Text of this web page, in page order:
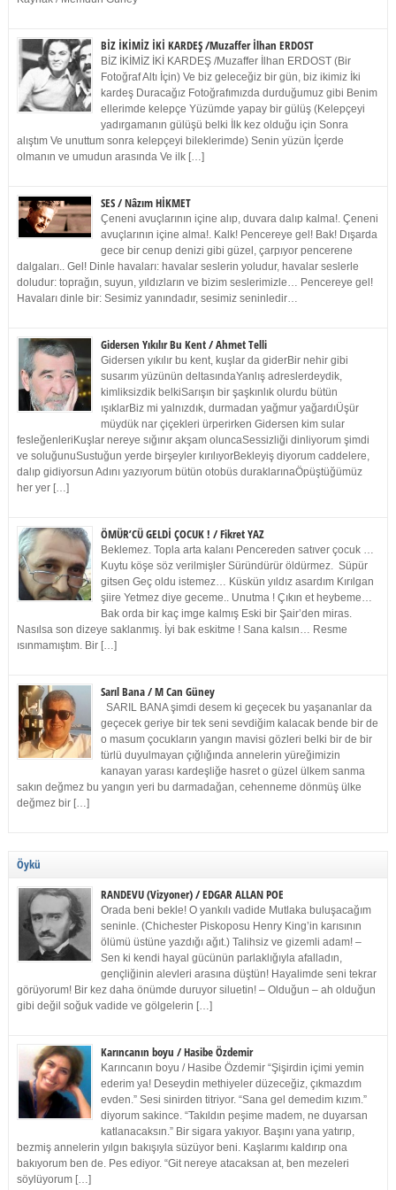
BİZ İKİMİZ İKİ KARDEŞ /Muzaffer İlhan ERDOST
BİZ İKİMİZ İKİ KARDEŞ /Muzaffer İlhan ERDOST (Bir
Fotoğraf Altı İçin) Ve biz geleceğiz bir gün, biz ikimiz İki
kardeş Duracağız Fotoğrafımızda durduğumuz gibi Benim
ellerimde kelepçe Yüzümde yapay bir gülüş (Kelepçeyi
yadırgamanın gülüşü belki İlk kez olduğu için Sonra
alıştım Ve unuttum sonra kelepçeyi bileklerimde) Senin yüzün İçerde
olmanın ve umudun arasında Ve ilk […]
SES / Nâzım HİKMET
Çeneni avuçlarının içine alıp, duvara dalıp kalma!. Çeneni
avuçlarının içine alma!. Kalk! Pencereye gel! Bak! Dışarda
gece bir cenup denizi gibi güzel, çarpıyor pencerene
dalgaları.. Gel! Dinle havaları: havalar seslerin yoludur, havalar seslerle
doludur: toprağın, suyun, yıldızların ve bizim seslerimizle… Pencereye gel!
Havaları dinle bir: Sesimiz yanındadır, sesimiz seninledir…
Gidersen Yıkılır Bu Kent / Ahmet Telli
Gidersen yıkılır bu kent, kuşlar da giderBir nehir gibi
susarım yüzünün deltasındaYanlış adreslerdeydik,
kimliksizdik belkiSarışın bir şaşkınlık olurdu bütün
ışıklarBiz mi yalnızdık, durmadan yağmur yağardıÜşür
müydük nar çiçekleri ürperirken Gidersen kim sular
fesleğenleriKuşlar nereye sığınır akşam oluncaSessizliği dinliyorum şimdi
ve soluğunuSustuğun yerde birşeyler kırılıyorBekleyiş diyorum caddelere,
dalıp gidiyorsun Adını yazıyorum bütün otobüs duraklarınaÖpüştüğümüz
her yer […]
ÖMÜR’CÜ GELDİ ÇOCUK ! / Fikret YAZ
Beklemez. Topla arta kalanı Pencereden satıver çocuk …
Kuytu köşe söz verilmişler Süründürür öldürmez. Süpür
gitsen Geç oldu istemez… Küskün yıldız asardım Kırılgan
şiire Yetmez diye geceme.. Unutma ! Çıkın et heybeme…
Bak orda bir kaç imge kalmış Eski bir Şair’den miras.
Nasılsa son dizeye saklanmış. İyi bak eskitme ! Sana kalsın… Resme
ısınmamıştım. Bir […]
Sarıl Bana / M Can Güney
SARIL BANA şimdi desem ki geçecek bu yaşananlar da
geçecek geriye bir tek seni sevdiğim kalacak bende bir de
o masum çocukların yangın mavisi gözleri belki bir de bir
türlü duyulmayan çığlığında annelerin yüreğimizin
kanayan yarası kardeşliğe hasret o güzel ülkem sanma
sakın değmez bu yangın yeri bu darmadağan, cehenneme dönmüş ülke
değmez bir […]
Öykü
RANDEVU (Vizyoner) / EDGAR ALLAN POE
Orada beni bekle! O yankılı vadide Mutlaka buluşacağım
seninle. (Chichester Piskoposu Henry King’in karısının
ölümü üstüne yazdığı ağıt.) Talihsiz ve gizemli adam! –
Sen ki kendi hayal gücünün parlaklığıyla afalladın,
gençliğinin alevleri arasına düştün! Hayalimde seni tekrar
görüyorum! Bir kez daha önümde duruyor siluetin! – Olduğun – ah olduğun
gibi değil soğuk vadide ve gölgelerin […]
Karıncanın boyu / Hasibe Özdemir
Karıncanın boyu / Hasibe Özdemir “Şişirdin içimi yemin
ederim ya! Deseydin methiyeler düzeceğiz, çıkmazdım
evden.” Sesi sinirden titriyor. “Sana gel demedim kızım.”
diyorum sakince. “Takıldın peşime madem, ne duyarsan
katlanacaksın.” Bir sigara yakıyor. Başını yana yatırıp,
bezmiş annelerin yılgın bakışıyla süzüyor beni. Kaşlarımı kaldırıp ona
bakıyorum ben de. Pes ediyor. “Git nereye atacaksan at, ben mezeleri
söylüyorum […]